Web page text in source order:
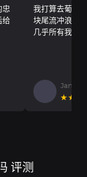
忠
给
我打算去葡萄
块尾流冲浪板
几乎所有我需
Jan V
评测